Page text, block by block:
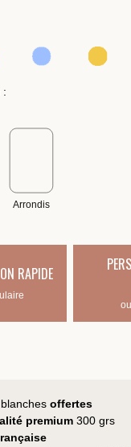
:
Arrondis
RAPIDE
blanches offertes
premium 300 grs